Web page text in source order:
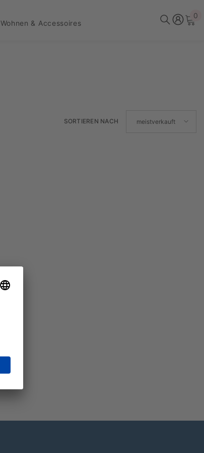
Wohnen & Accessoires
0
SORTIEREN NACH meistverkauft